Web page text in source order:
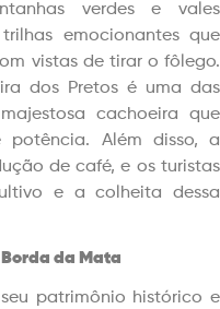
verdes e vales
emocionantes que
vistas de tirar o fôlego.
dos Pretos é uma das
cachoeira que
potência. Além disso, a
de café, e os turistas
e a colheita dessa
da Mata
patrimônio histórico e